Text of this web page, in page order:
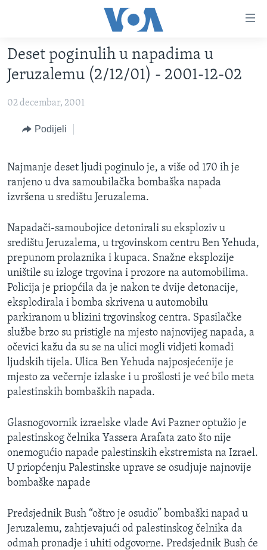
glavni
sadržaj
Pređi
na
navigaciju
na
pretragu
TV PROGRAM
FOTOGRAFIJE DANA
VIJESTI
BOSNA I HERCEGOVINA
SVIJET
SPECIJALNI PROJEKTI
KORUPCIJA
ŽENSKA STRANA
IZBJEGLIČKA STRANA
MAGAZIN
O GLASU AMERIKE
Learning English
PRATITE NAS
Jezici
Deset poginulih u napadima u
Jeruzalemu (2/12/01) - 2001-12-02
02 decembar, 2001
Podijeli
Najmanje deset ljudi poginulo je, a više od 170 ih je
ranjeno u dva samoubilačka bombaška napada
izvršena u središtu Jeruzalema.
Napadači-samoubojice detonirali su eksploziv u
središtu Jeruzalema, u trgovinskom centru Ben Yehuda,
prepunom prolaznika i kupaca. Snažne eksplozije
uništile su izloge trgovina i prozore na automobilima.
Policija je priopćila da je nakon te dvije detonacije,
eksplodirala i bomba skrivena u automobilu
parkiranom u blizini trgovinskog centra. Spasilačke
službe brzo su pristigle na mjesto najnovijeg napada, a
očevici kažu da su se na ulici mogli vidjeti komadi
ljudskih tijela. Ulica Ben Yehuda najposjećenije je
mjesto za večernje izlaske i u prošlosti je već bilo meta
palestinskih bombaških napada.
Glasnogovornik izraelske vlade Avi Pazner optužio je
palestinskog čelnika Yassera Arafata zato što nije
onemogućio napade palestinskih ekstremista na Izrael.
U priopćenju Palestinske uprave se osudjuje najnovije
bombaške napade
Predsjednik Bush “oštro je osudio” bombaški napad u
Jeruzalemu, zahtjevajući od palestinskog čelnika da
odmah pronadje i uhiti odgovorne. Predsjednik Bush će